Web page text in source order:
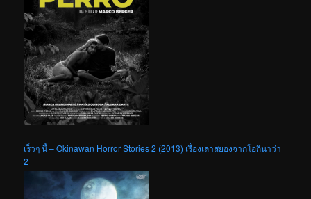
เร็วๆ นี้ – Okinawan Horror Stories 2 (2013) เรื่องเล่าสยองจากโอกินาว่า
2